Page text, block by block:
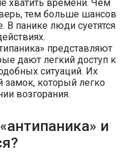
хватить времени. Чем
тем больше шансов
В панике люди суетятся
представляют
дают легкий доступ к
ситуаций. Их
замок, который легко
возгорания.
и